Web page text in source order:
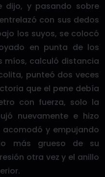
dijo, y pasando sobre
con sus dedos
los suyos, se colocó
en punta de los
míos, calculó distancia
punteó dos veces
que el pene debía
con fuerza, solo la
nuevamente e hizo
y empujando
más grueso de su
otra vez y el anillo